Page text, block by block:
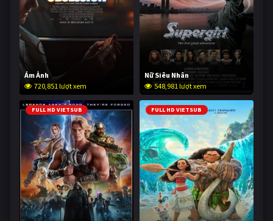
Ám Ảnh
720,851 lượt xem
Nữ Siêu Nhân
548,981 lượt xem
FULL HD VIETSUB FULL HD VIETSUB